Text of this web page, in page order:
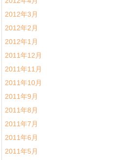
2012年3月
2012年2月
2012年1月
2011年12月
2011年11月
2011年10月
2011年9月
2011年8月
2011年7月
2011年6月
2011年5月